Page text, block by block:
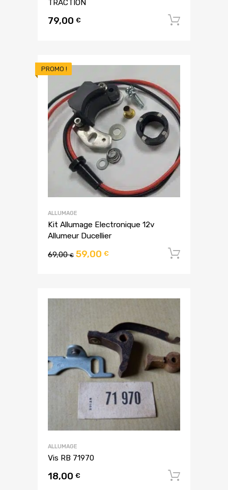
TRACTION
79,00 €
PROMO !
ALLUMAGE
Kit Allumage Electronique 12v
Allumeur Ducellier
69,00€ 59,00 €
ALLUMAGE
Vis RB 71970
18,00 €